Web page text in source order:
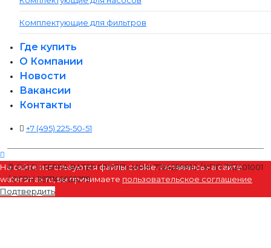
© ООО «ТЕРРА ВАТЕР ГРУПП» ИНН 7724299910 / КПП 772401001
/ ОГРН 1157746022279
Комплектующие для фильтров
Где купить
О Компании
Новости
Вакансии
Контакты
+7 (495) 225-50-51
На сайте используются файлы cookie. Оставаясь на сайте
watersmax.ru, вы принимаете пользовательское соглашение
Подтвердить